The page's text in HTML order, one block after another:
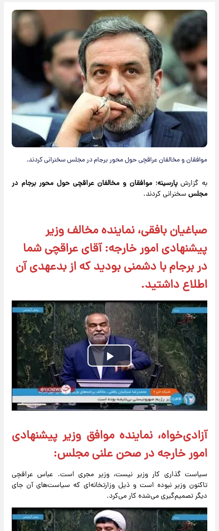
موافقان و مخالفان عراقچی حول محور برجام در مجلس سخنرانی کردند.
به گزارشپارسینه؛موافقان و مخالفان عراقچی حول محور برجام در
مجلسسخنرانی کردند.
صباغیان بافقی، نماینده مخالف وزیر
پیشنهادی امور خارجه: آقای عراقچی شما
در برجام با دشمنی بودید که از بدعهدی آن
اطلاع داشتید.
Play
Video
آزادی‌خواه، نماینده موافق وزیر پیشنهادی
امور خارجه در صحن علنی مجلس:
سیاست گذاری کار وزیر نیست، وزیر مجری است. عباس عراقچی
تاکنون وزیر نبوده است و ذیل وزارتخانه‌ای که سیاست‌های آن جای
دیگر تصمیم‌گیری می‌شده کار می‌کرد.